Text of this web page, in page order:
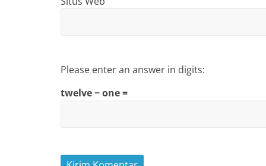
Please enter an answer in digits:
twelve − one =